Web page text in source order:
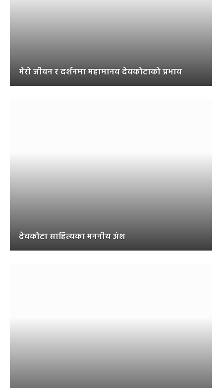
मेरो जीवन र दर्शनमा महामानव देवकोटाको प्रभाव
देवकोटा साहित्यका मननीय अंश